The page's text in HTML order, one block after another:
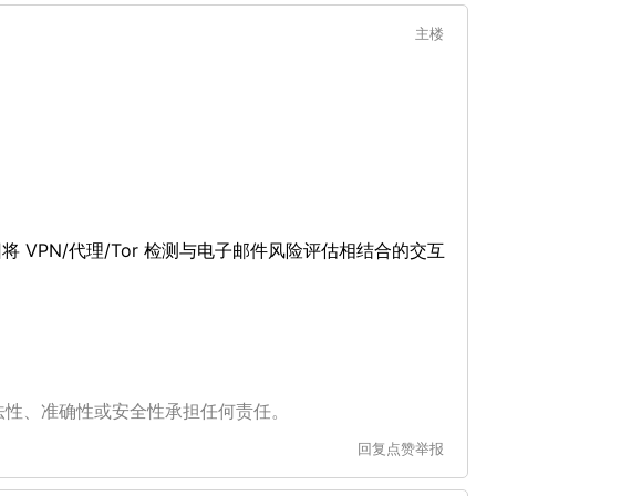
主楼
VPN/代理/Tor 检测与电子邮件风险评估相结合的交互
、准确性或安全性承担任何责任。
回复 点赞举报